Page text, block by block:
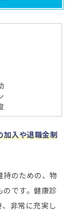
加入や退職金制
持のための、物
のです。健康診
非常に充実し